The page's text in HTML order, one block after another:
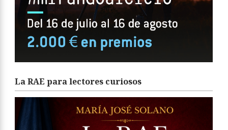
La RAE para lectores curiosos